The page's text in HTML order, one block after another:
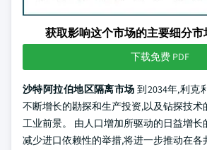
获取影响这个市场的主要细分
下载免费 PDF
沙特阿拉伯地区隔离市场 到2034年,利克
不断增长的勘探和生产投资,以及钻探技术
工业前景。 由人口增加所驱动的日益增长
减少进口依赖性的举措,将进一步推动在各